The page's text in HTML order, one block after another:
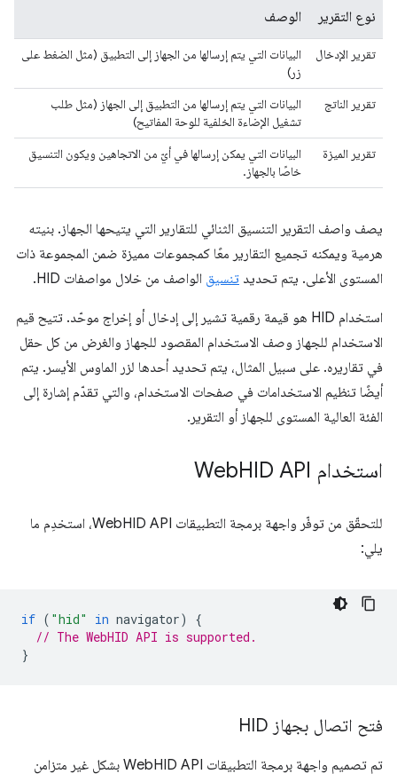
نوع التقرير الوصف
تقرير الإدخال
البيانات التي يتم إرسالها من الجهاز إلى التطبيق (مثل الضغط على
زر)
تقرير الناتج
البيانات التي يتم إرسالها من التطبيق إلى الجهاز (مثل طلب
تشغيل الإضاءة الخلفية للوحة المفاتيح)
تقرير الميزة
البيانات التي يمكن إرسالها في أيّ من الاتجاهين ويكون التنسيق
خاصًا بالجهاز.
يصف واصف التقرير التنسيق الثنائي للتقارير التي يتيحها الجهاز. بنيته
هرمية ويمكنه تجميع التقارير معًا كمجموعات مميزة ضمن المجموعة ذات
المستوى الأعلى. يتم تحديد تنسيق الواصف من خلال مواصفات HID.
استخدام HID هو قيمة رقمية تشير إلى إدخال أو إخراج موحّد. تتيح قيم
الاستخدام للجهاز وصف الاستخدام المقصود للجهاز والغرض من كل حقل
في تقاريره. على سبيل المثال، يتم تحديد أحدها لزر الماوس الأيسر. يتم
أيضًا تنظيم الاستخدامات في صفحات الاستخدام، والتي تقدّم إشارة إلى
الفئة العالية المستوى للجهاز أو التقرير.
استخدام Web HID API
للتحقّق من توفّر واجهة برمجة التطبيقات WebHID API، استخدِم ما
يلي:
if ( "hid" in navigator)
{
// The WebHID API is supported.
}
فتح اتصال بجهاز HID
تم تصميم واجهة برمجة التطبيقات WebHID API بشكل غير متزامن